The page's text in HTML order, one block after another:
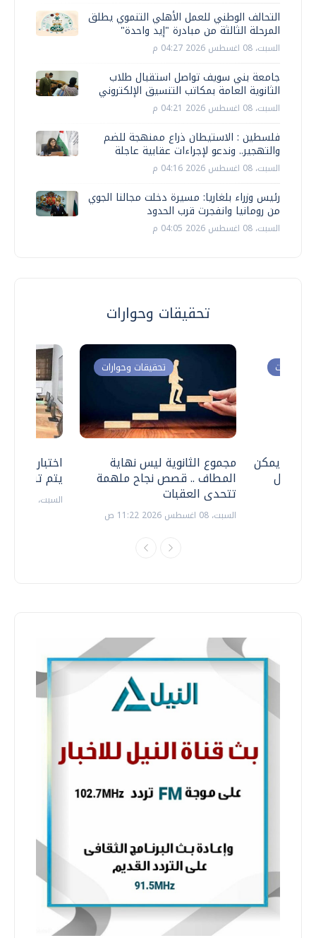
التحالف الوطني للعمل الأهلي التنموي يطلق
المرحلة الثالثة من مبادرة "إيد واحدة"
السبت، 08 اغسطس 2026 04:27 م
جامعة بني سويف تواصل استقبال طلاب
الثانوية العامة بمكاتب التنسيق الإلكتروني
السبت، 08 اغسطس 2026 04:21 م
فلسطين : الاستيطان ذراع ممنهجة للضم
والتهجير.. وندعو لإجراءات عقابية عاجلة
السبت، 08 اغسطس 2026 04:16 م
رئيس وزراء بلغاريا: مسيرة دخلت مجالنا الجوي
من رومانيا وانفجرت قرب الحدود
السبت، 08 اغسطس 2026 04:05 م
تحقيقات وحوارات
اختبارات
يتم
السبت، 18 يوليو 2026 09:22 ص
تحقيقات وحوارات
مجموع الثانوية ليس نهاية
المطاف .. قصص نجاح ملهمة
تتحدى العقبات
السبت، 08 اغسطس 2026 11:22 ص
وحوارات
.. هل يمكن
نتعامل